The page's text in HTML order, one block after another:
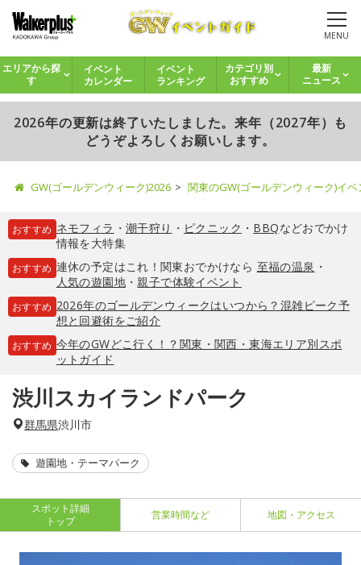
MENU
エリアから探
す
イベント
カレンダー
イベント
ランキング
カテゴリ別
おすすめ
最新
ニュース
2026年の更新は終了いたしました。来年（2027年）も
どうぞよろしくお願いします。
GW(ゴールデンウィーク)2026 関東のGW(ゴールデンウィーク)イ
おすすめ ネモフィラ ・ 潮干狩り ・ ピクニック ・ BBQなどおでかけ
情報を大特集
おすすめ 連休の予定はこれ！関東おでかけなら 至福の温泉 ・
人気の遊園地・親子で体験イベント
おすすめ 2026年のゴールデンウィークはいつから？混雑ピーク予
想と回避術をご紹介
おすすめ 今年のGWどこ行く！？関東・関西・東海エリア別スポ
ットガイド
渋川スカイランドパーク
群馬県渋川市
遊園地・テーマパーク
スポット詳細
トップ
営業時間など 地図・アクセス